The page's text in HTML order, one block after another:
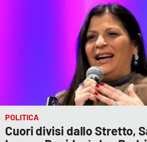
LAC
NETWORK
POLITICA
Cuori divisi dallo Stretto,